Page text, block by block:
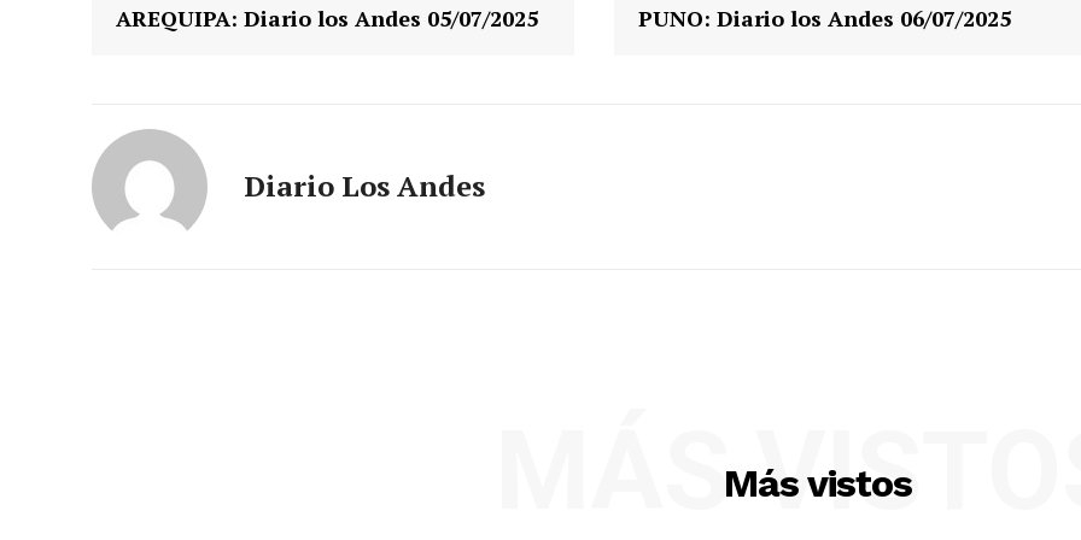
AREQUIPA: Diario los Andes 05/07/2025 PUNO: Diario los Andes 06/07/2025
Diario Los Andes
Más vistos
MÁS